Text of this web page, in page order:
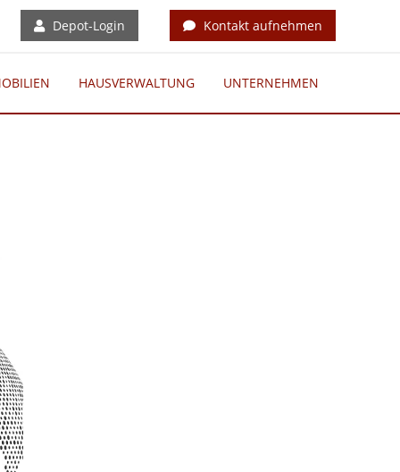
Depot-Login Kontakt aufnehmen
HAUSVERWALTUNG UNTERNEHMEN